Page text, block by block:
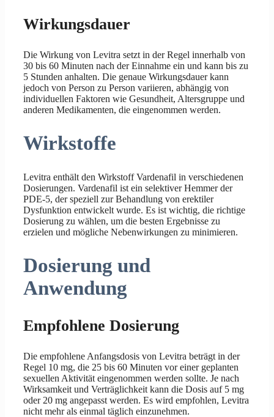
Wirkungsdauer
Die Wirkung von Levitra setzt in der Regel innerhalb von
30 bis 60 Minuten nach der Einnahme ein und kann bis zu
5 Stunden anhalten. Die genaue Wirkungsdauer kann
jedoch von Person zu Person variieren, abhängig von
individuellen Faktoren wie Gesundheit, Altersgruppe und
anderen Medikamenten, die eingenommen werden.
Wirkstoffe
Levitra enthält den Wirkstoff Vardenafil in verschiedenen
Dosierungen. Vardenafil ist ein selektiver Hemmer der
PDE-5, der speziell zur Behandlung von erektiler
Dysfunktion entwickelt wurde. Es ist wichtig, die richtige
Dosierung zu wählen, um die besten Ergebnisse zu
erzielen und mögliche Nebenwirkungen zu minimieren.
Dosierung und
Anwendung
Empfohlene Dosierung
Die empfohlene Anfangsdosis von Levitra beträgt in der
Regel 10 mg, die 25 bis 60 Minuten vor einer geplanten
sexuellen Aktivität eingenommen werden sollte. Je nach
Wirksamkeit und Verträglichkeit kann die Dosis auf 5 mg
oder 20 mg angepasst werden. Es wird empfohlen, Levitra
nicht mehr als einmal täglich einzunehmen.